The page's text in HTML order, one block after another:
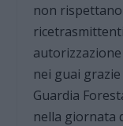
non
nei guai
Guardia
nella giornata